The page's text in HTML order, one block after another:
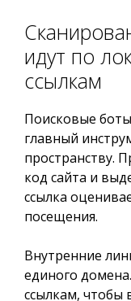
идут по
ссылкам
Поисковые
главный
пространству.
код сайта и
ссылка
посещения.
Внутренние
единого
ссылкам, чтобы